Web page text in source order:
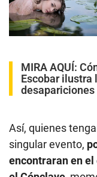
MIRA AQUÍ:
Escobar ilustra
Así, quienes
singular evento,
encontraran en el